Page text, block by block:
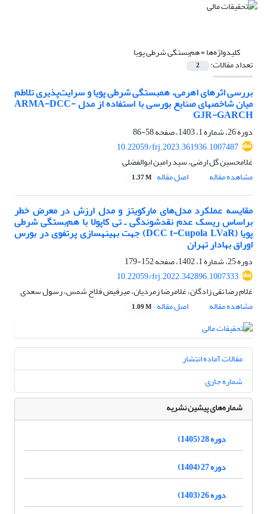
کلیدواژه‌ها =هم‌بستگی شرطی پویا
تعداد مقالات: 2
بررسی اثرهای اهرمی، هم‏بستگی شرطی پویا و سرایت‌پذیری تلاطم
میان شاخص‏های صنایع بورسی با استفاده از مدل ARMA-DCC-
GJR-GARCH
دوره 26، شماره 1، 1403، صفحه
58-86
10.22059/frj.2023.361936.1007487
غلامحسین گل ارضی، سید رامین ابوالفضلی
مشاهده مقاله
اصل مقاله 1.37 M
مقایسه عملکرد مدل‌های مارکویتز و مدل ارزش در معرض خطر
براساس ریسک عدم نقدشوندگی ـ تی کاپولا با هم‌بستگی شرطی
پویا (DCC t-Cupola LVaR) جهت بهینه‏سازی پرتفوی در بورس
اوراق بهادار تهران
دوره 25، شماره 1، 1402، صفحه
152-179
10.22059/frj.2022.342896.1007333
غلام رضا تقی زادگان، غلامرضا زمردیان، میرفیض فلاح شمس، رسول سعدی
مشاهده مقاله
اصل مقاله 1.09 M
مقالات آماده انتشار
شماره جاری
شماره‌های پیشین نشریه
دوره 28 (1405)
دوره 27 (1404)
دوره 26 (1403)